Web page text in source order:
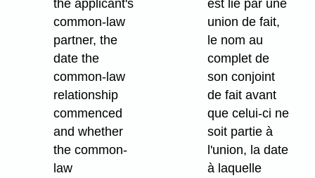
the applicant's
common-law
partner, the
date the
common-law
relationship
commenced
and whether
the common-
law
est lié par une
union de fait,
le nom au
complet de
son conjoint
de fait avant
que celui-ci ne
soit partie à
l'union, la date
à laquelle